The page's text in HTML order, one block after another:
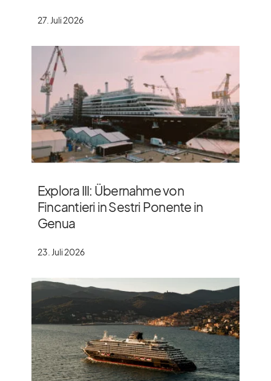
27. Juli 2026
Explora III: Übernahme von
Fincantieri in Sestri Ponente in
Genua
23. Juli 2026